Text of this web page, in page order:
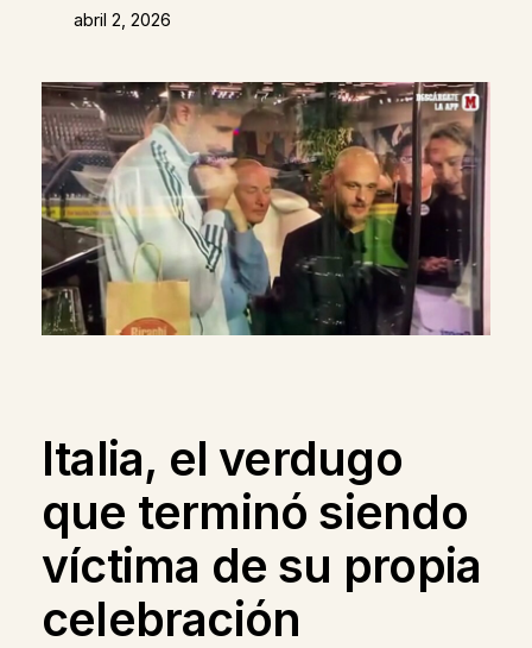
abril 2, 2026
Italia, el verdugo
que terminó siendo
víctima de su propia
celebración